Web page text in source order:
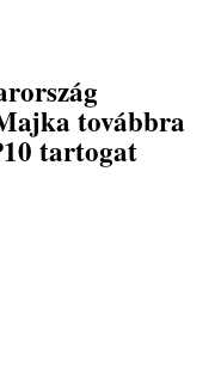
továbbra
tartogat